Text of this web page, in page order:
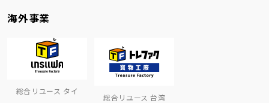
海外事業
総合リユース タイ
総合リユース 台湾